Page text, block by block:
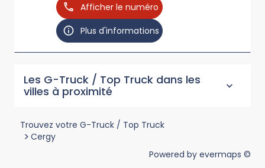
Afficher le numéro
Plus d'informations
Les G-Truck / Top Truck dans les
villes à proximité
Trouvez votre G-Truck / Top Truck
> Cergy
Powered by evermaps ©